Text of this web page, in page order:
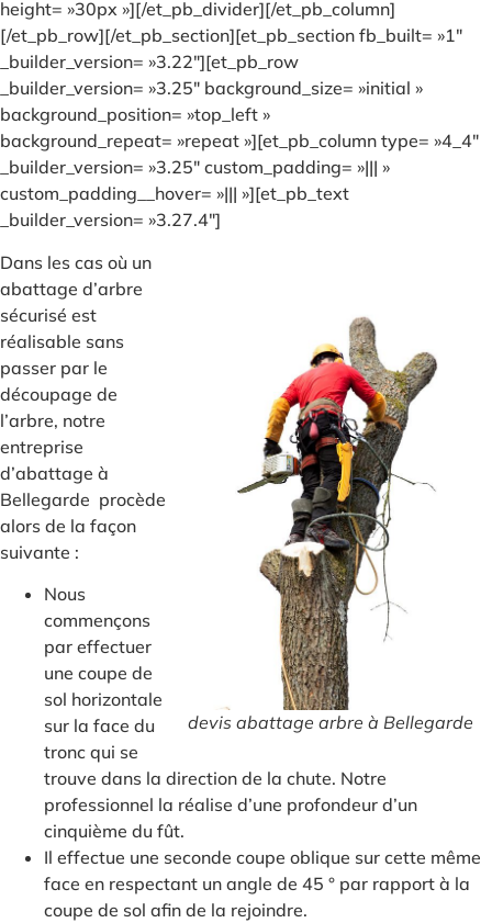
height= »30px »][/et_pb_divider][/et_pb_column]
[/et_pb_row][/et_pb_section][et_pb_section fb_built= »1″
_builder_version= »3.22″][et_pb_row
_builder_version= »3.25″ background_size= »initial »
background_position= »top_left »
background_repeat= »repeat »][et_pb_column type= »4_4″
_builder_version= »3.25″ custom_padding= »||| »
custom_padding__hover= »||| »][et_pb_text
_builder_version= »3.27.4″]
devis abattage arbre à Bellegarde
Dans les cas où un
abattage d’arbre
sécurisé est
réalisable sans
passer par le
découpage de
l’arbre, notre
entreprise
d’abattage à
Bellegarde procède
alors de la façon
suivante :
Nous
commençons
par effectuer
une coupe de
sol horizontale
sur la face du
tronc qui se
trouve dans la direction de la chute. Notre
professionnel la réalise d’une profondeur d’un
cinquième du fût.
Il effectue une seconde coupe oblique sur cette même
face en respectant un angle de 45 ° par rapport à la
coupe de sol afin de la rejoindre.